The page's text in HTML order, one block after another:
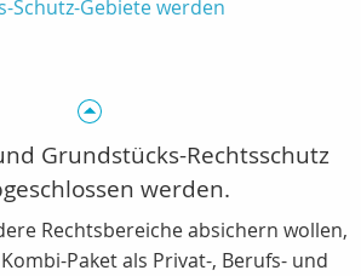
Schutz-Gebiete werden
Grundstücks-Rechtsschutz
werden.
Rechtsbereiche absichern wollen,
Paket als Privat-, Berufs- und